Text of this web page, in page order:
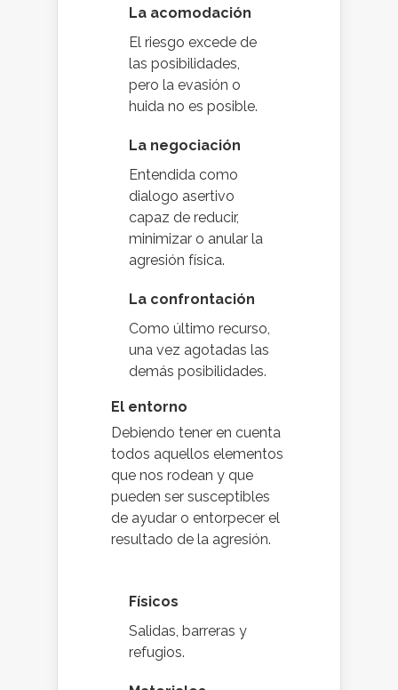
La acomodación
El riesgo excede de
las posibilidades,
pero la evasión o
huida no es posible.
La negociación
Entendida como
dialogo asertivo
capaz de reducir,
minimizar o anular la
agresión física.
La confrontación
Como último recurso,
una vez agotadas las
demás posibilidades.
El entorno
Debiendo tener en cuenta
todos aquellos elementos
que nos rodean y que
pueden ser susceptibles
de ayudar o entorpecer el
resultado de la agresión.
Físicos
Salidas, barreras y
refugios.